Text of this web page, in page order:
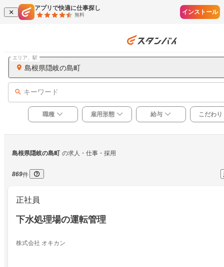
アプリで快適に仕事探し
無料 インストール
島根県隠岐の島町
エリア、駅
キーワード
職種 雇用形態 給与 こだわり
島根県隠岐の島町 の求人・仕事・採用
869件
正社員
下水処理場の運転管理
株式会社 オキカン